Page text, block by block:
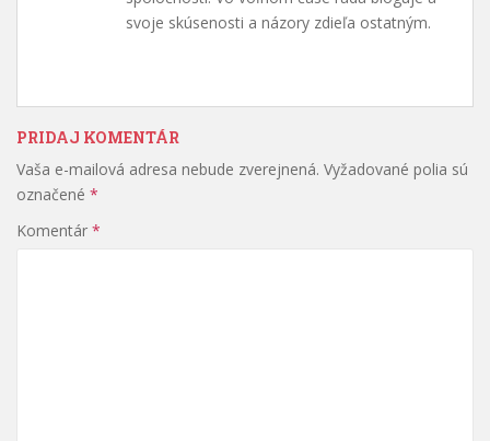
svoje skúsenosti a názory zdieľa ostatným.
PRIDAJ KOMENTÁR
Vaša e-mailová adresa nebude zverejnená. Vyžadované polia sú
označené *
Komentár *